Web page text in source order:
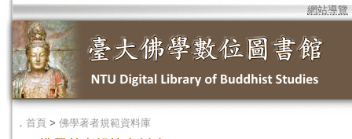
網站導覽
． 首頁 > 佛學著者規範資料庫